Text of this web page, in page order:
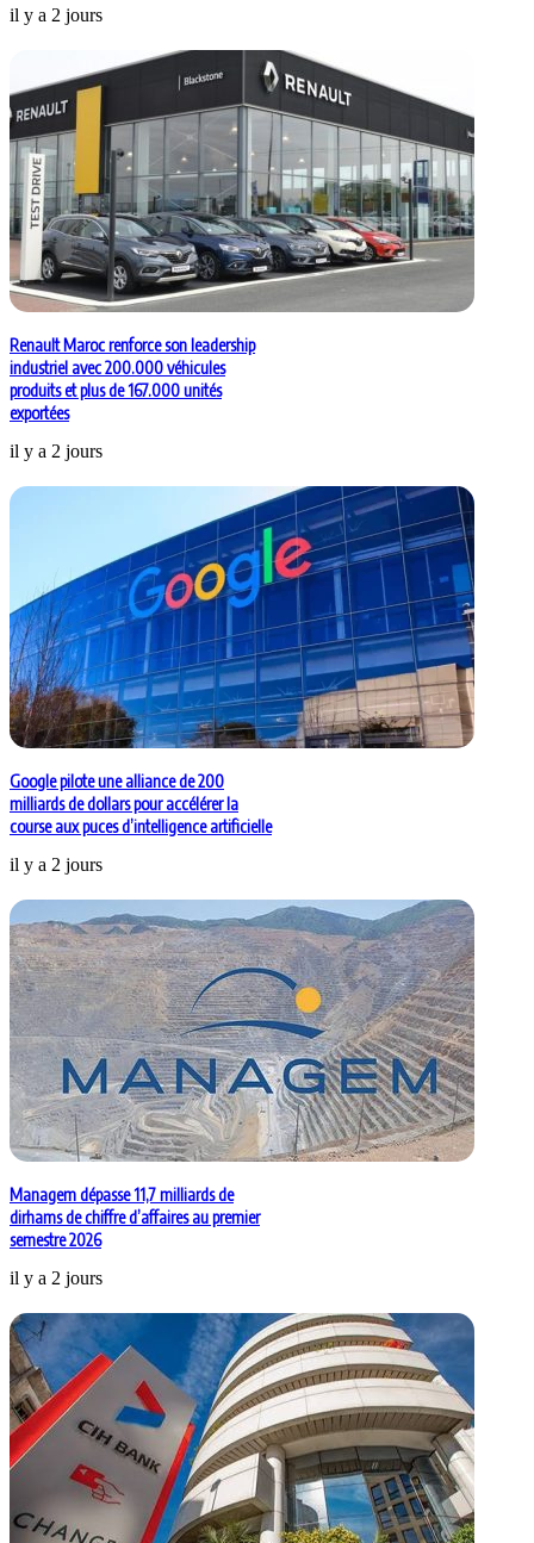
il y a 2 jours
Renault Maroc renforce son leadership
industriel avec 200.000 véhicules
produits et plus de 167.000 unités
exportées
il y a 2 jours
Google pilote une alliance de 200
milliards de dollars pour accélérer la
course aux puces d’intelligence artificielle
il y a 2 jours
Managem dépasse 11,7 milliards de
dirhams de chiffre d’affaires au premier
semestre 2026
il y a 2 jours